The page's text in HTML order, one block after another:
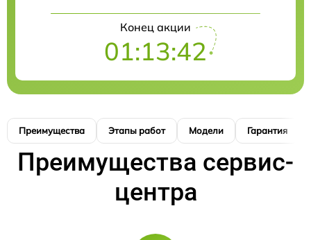
Конец акции
01:13:41
Преимущества Этапы работ Модели Гарантия
Преимущества сервис-
центра